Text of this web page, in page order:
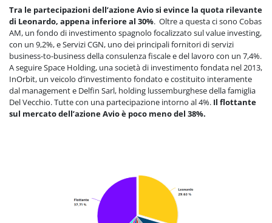
Tra le partecipazioni dell’azione Avio si evince la quota rilevante
di Leonardo, appena inferiore al 30%. Oltre a questa ci sono Cobas
AM, un fondo di investimento spagnolo focalizzato sul value investing,
con un 9,2%, e Servizi CGN, uno dei principali fornitori di servizi
business-to-business della consulenza fiscale e del lavoro con un 7,4%.
A seguire Space Holding, una società di investimento fondata nel 2013,
InOrbit, un veicolo d’investimento fondato e costituito interamente
dal management e Delfin Sarl, holding lussemburghese della famiglia
Del Vecchio. Tutte con una partecipazione intorno al 4%. Il flottante
sul mercato dell’azione Avio è poco meno del 38%.